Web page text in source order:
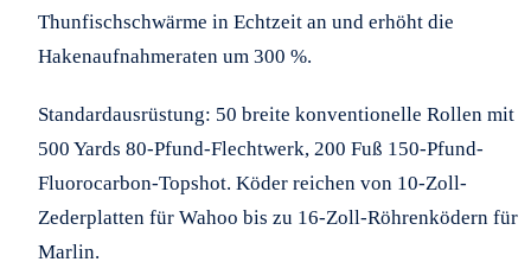
Thunfischschwärme in Echtzeit an und erhöht die
Hakenaufnahmeraten um 300 %.
Standardausrüstung: 50 breite konventionelle Rollen mit
500 Yards 80-Pfund-Flechtwerk, 200 Fuß 150-Pfund-
Fluorocarbon-Topshot. Köder reichen von 10-Zoll-
Zederplatten für Wahoo bis zu 16-Zoll-Röhrenködern für
Marlin.